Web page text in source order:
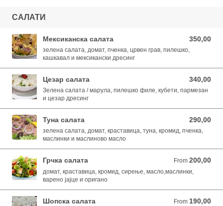
САЛАТИ
Мексиканска салата 350,00
350,00 MKD
зелена салата, домат, пченка, црвен грав, пилешко,
кашкавал и мексикански дресинг
Цезар салата 340,00
340,00 MKD
Зелена салата / марула, пилешко филе, кубети, пармезан
и цезар дресинг
Туна салата 290,00
290,00 MKD
зелена салата, домат, краставица, туна, кромид, пченка,
маслинки и маслиново масло
Грчка салата From 200,00
From 200,00 MKD
домат, краставица, кромид, сирење, масло,маслинки,
варено јајце и оригано
Шопска салата From 190,00
From 190,00 MKD